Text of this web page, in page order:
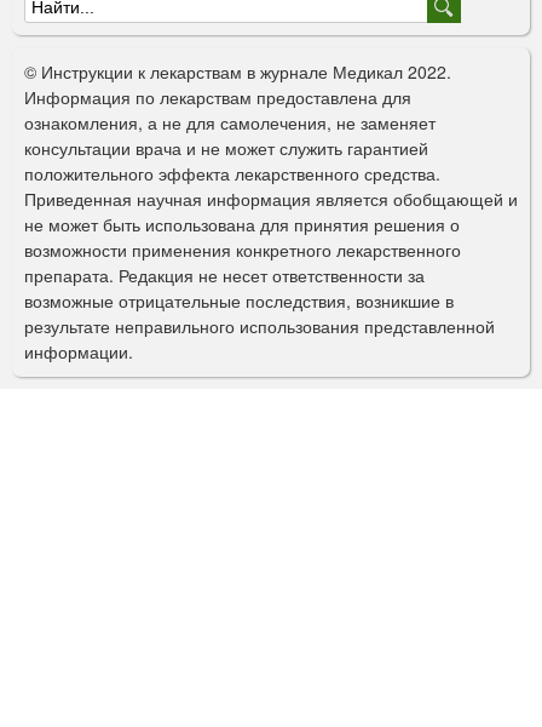
Ф
о
р
м
а
п
о
и
с
к
© Инструкции к лекарствам в журнале Медикал 2022.
Информация по лекарствам предоставлена для
ознакомления, а не для самолечения, не заменяет
консультации врача и не может служить гарантией
положительного эффекта лекарственного средства.
Приведенная научная информация является обобщающей и
не может быть использована для принятия решения о
возможности применения конкретного лекарственного
препарата. Редакция не несет ответственности за
возможные отрицательные последствия, возникшие в
результате неправильного использования представленной
информации.